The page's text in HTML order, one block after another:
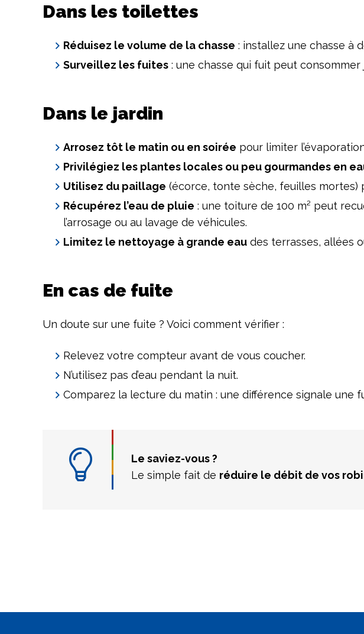
Dans les toilettes
Réduisez le volume de la chasse : installez une chasse à
Surveillez les fuites : une chasse qui fuit peut consommer
Dans le jardin
Arrosez tôt le matin ou en soirée pour limiter
Privilégiez les plantes locales ou peu gourmandes en
Utilisez du paillage (écorce, tonte sèche, feuilles mortes)
Récupérez l’eau de pluie : une toiture de 100 m² peut
l’arrosage ou au lavage de véhicules.
Limitez le nettoyage à grande eau des terrasses, allées
En cas de fuite
Un doute sur une fuite ? Voici comment vérifier :
Relevez votre compteur avant de vous coucher.
N’utilisez pas d’eau pendant la nuit.
Comparez la lecture du matin : une différence signale une
Le saviez-vous ?
Le simple fait de réduire le débit de vos